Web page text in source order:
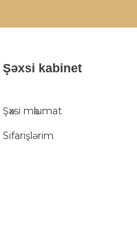
Şәxsi kabinet
Şәxsi mәlumat
Sifarişlərim